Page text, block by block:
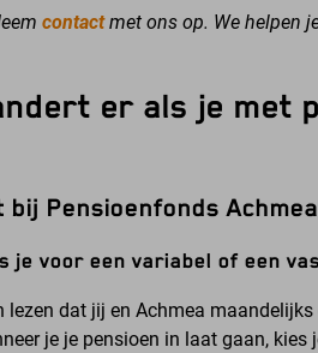
contact met ons op. We helpen
er als je met
Pensioenfonds
je voor een variabel of een
lezen dat jij en Achmea
je je pensioen in laat gaan, kies